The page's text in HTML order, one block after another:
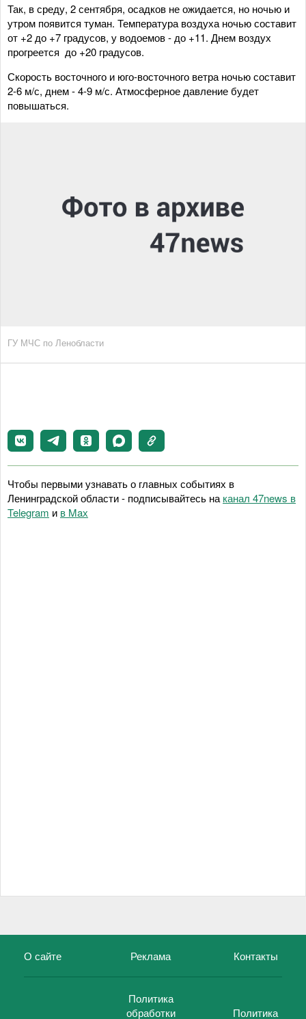
Так, в среду, 2 сентября, осадков не ожидается, но ночью и
утром появится туман. Температура воздуха ночью составит
от +2 до +7 градусов, у водоемов - до +11. Днем воздух
прогреется до +20 градусов.
Скорость восточного и юго-восточного ветра ночью составит
2-6 м/с, днем - 4-9 м/с. Атмосферное давление будет
повышаться.
ГУ МЧС по Ленобласти
Чтобы первыми узнавать о главных событиях в
Ленинградской области - подписывайтесь на канал 47news в
Telegram и в Maх
О сайте Реклама Контакты
Политика
обработки
Политика